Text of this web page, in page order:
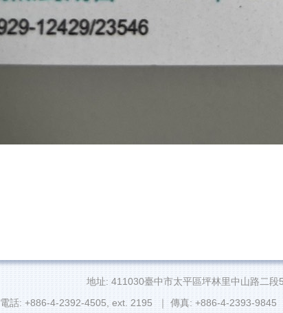
地址: 411030臺中市太平區坪林里中山路二段
電話: +886-4-2392-4505, ext. 2195 ｜ 傳真: +886-4-2393-9845